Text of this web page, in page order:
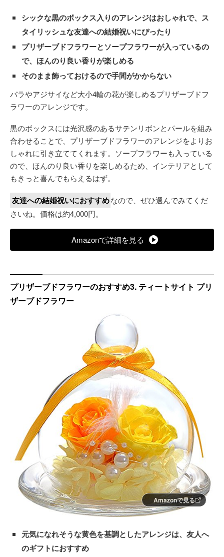
シックな黒のボックス入りのアレンジはおしゃれで、ス
タイリッシュな友達への結婚祝いにぴったり
プリザーブドフラワーとソープフラワーが入っているの
で、ほんのり良い香りが楽しめる
そのまま飾っておけるので手間がかからない
バラやアジサイなど大小4輪の花が楽しめるプリザーブドフ
ラワーのアレンジです。
黒のボックスには光沢感のあるサテンリボンとパールを組み
合わせることで、プリザーブドフラワーのアレンジをよりお
しゃれに引き立ててくれます。ソープフラワーも入っている
ので、ほんのり良い香りを楽しめるため、インテリアとして
もきっと喜んでもらえるはず。
友達への結婚祝いにおすすめなので、ぜひ選んでみてくだ
さいね。価格は約4,000円。
Amazonで詳細を見る
プリザーブドフラワーのおすすめ3. ティートサイト プリ
ザーブドフラワー
Amazonで見る
元気になれそうな黄色を基調としたアレンジは、友人へ
のギフトにおすすめ